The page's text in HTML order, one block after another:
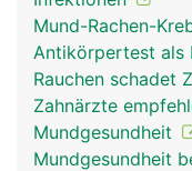
Mund-Rachen-
Antikörpertest als
Rauchen schadet
Zahnärzte
Mundgesundheit
Mundgesundheit